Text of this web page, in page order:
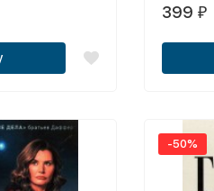
из-за
для
399₽
-50%